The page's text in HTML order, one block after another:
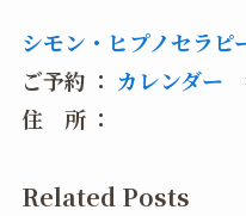
シモン・ヒプノセラピ
ご予約 ： カレンダー
住 所 ：
Related Posts